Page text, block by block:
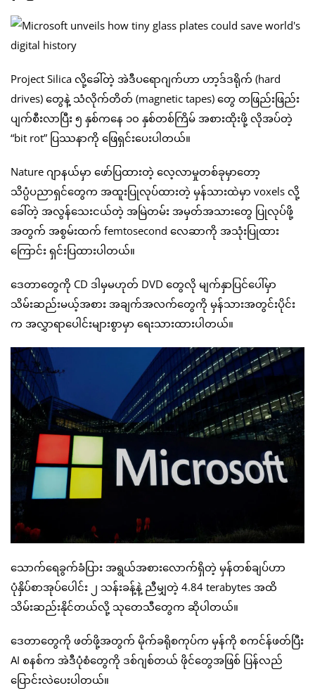
Project Silica လို့ခေါ်တဲ့ အဲဒီပရောဂျက်ဟာ ဟာ့ဒ်ဒရိုက် (hard
drives) တွေနဲ့ သံလိုက်တိတ် (magnetic tapes) တွေ တဖြည်းဖြည်း
ပျက်စီးလာပြီး ၅ နှစ်ကနေ ၁၀ နှစ်တစ်ကြိမ် အစားထိုးဖို့ လိုအပ်တဲ့
“bit rot” ပြဿနာကို ဖြေရှင်းပေးပါတယ်။
Nature ဂျာနယ်မှာ ဖော်ပြထားတဲ့ လေ့လာမှုတစ်ခုမှာတော့
သိပ္ပံပညာရှင်တွေက အထူးပြုလုပ်ထားတဲ့ မှန်သားထဲမှာ voxels လို့
ခေါ်တဲ့ အလွန်သေးငယ်တဲ့ အမြဲတမ်း အမှတ်အသားတွေ ပြုလုပ်ဖို့
အတွက် အစွမ်းထက် femtosecond လေဆာကို အသုံးပြုထား
ကြောင်း ရှင်းပြထားပါတယ်။
ဒေတာတွေကို CD ဒါမှမဟုတ် DVD တွေလို မျက်နှာပြင်ပေါ်မှာ
သိမ်းဆည်းမယ့်အစား အချက်အလက်တွေကို မှန်သားအတွင်းပိုင်း
က အလွှာရာပေါင်းများစွာမှာ ရေးသားထားပါတယ်။
သောက်ရေခွက်ခံပြား အရွယ်အစားလောက်ရှိတဲ့ မှန်တစ်ချပ်ဟာ
ပုံနှိပ်စာအုပ်ပေါင်း ၂ သန်းခန့်နဲ့ ညီမျှတဲ့ 4.84 terabytes အထိ
သိမ်းဆည်းနိုင်တယ်လို့ သုတေသီတွေက ဆိုပါတယ်။
ဒေတာတွေကို ဖတ်ဖို့အတွက် မိုက်ခရိုစကုပ်က မှန်ကို စကင်န်ဖတ်ပြီး
AI စနစ်က အဲဒီပုံစံတွေကို ဒစ်ဂျစ်တယ် ဖိုင်တွေအဖြစ် ပြန်လည်
ပြောင်းလဲပေးပါတယ်။